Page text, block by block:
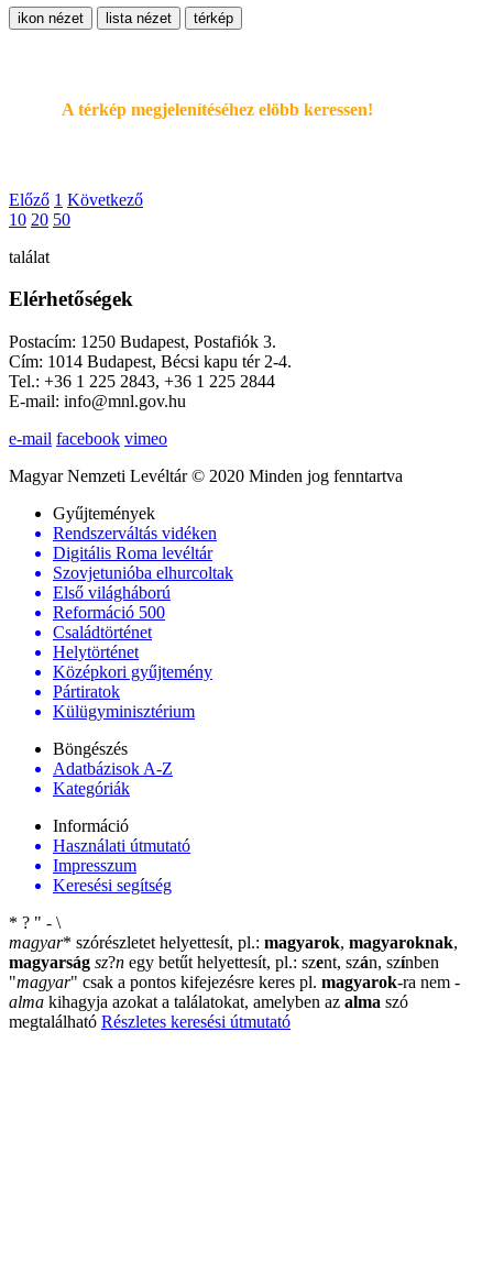
ikon nézet lista nézet térkép
A térkép megjelenítéséhez elöbb keressen!
Előző 1 Következő
10 20 50
találat
Elérhetőségek
Postacím: 1250 Budapest, Postafiók 3.
Cím: 1014 Budapest, Bécsi kapu tér 2-4.
Tel.: +36 1 225 2843, +36 1 225 2844
E-mail: info@mnl.gov.hu
e-mail facebook vimeo
Magyar Nemzeti Levéltár © 2020 Minden jog fenntartva
Gyűjtemények
Rendszerváltás vidéken
Digitális Roma levéltár
Szovjetunióba elhurcoltak
Első világháború
Reformáció 500
Családtörténet
Helytörténet
Középkori gyűjtemény
Pártiratok
Külügyminisztérium
Böngészés
Adatbázisok A-Z
Kategóriák
Információ
Használati útmutató
Impresszum
Keresési segítség
* ? " - \
magyar* szórészletet helyettesít, pl.: magyarok, magyaroknak,
magyarság sz?n egy betűt helyettesít, pl.: szent, szán, színben
"magyar" csak a pontos kifejezésre keres pl. magyarok-ra nem -
alma kihagyja azokat a találatokat, amelyben az alma szó
megtalálható Részletes keresési útmutató